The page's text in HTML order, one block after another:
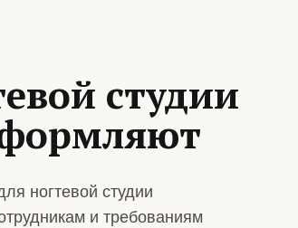
студии
ногтевой студии
и требованиям